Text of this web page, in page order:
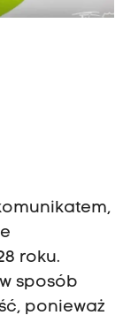
roku.
sposób
ponieważ